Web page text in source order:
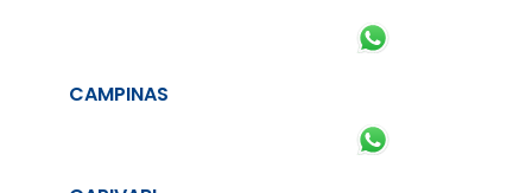
CAMPINAS